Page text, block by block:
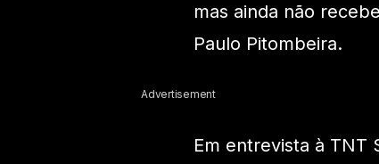
mas ainda não
Paulo Pitombeira.
Advertisement
Em entrevista à TNT